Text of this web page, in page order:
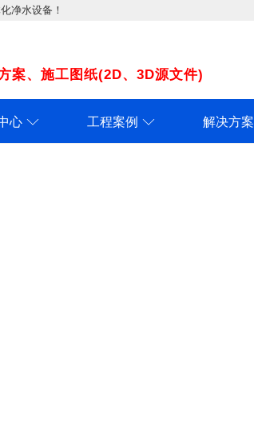
净水设备！
案、施工图纸(2D、3D源文件)
心 工程案例 解决方案